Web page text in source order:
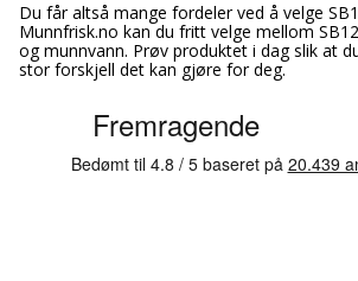
Du får altså mange fordeler ved å velge
Munnfrisk.no kan du fritt velge mellom
og munnvann. Prøv produktet i dag slik at
stor forskjell det kan gjøre for deg.